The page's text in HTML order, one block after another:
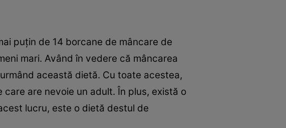
puţin de 14 borcane de mâncare de
mari. Având în vedere că mâncarea
această dietă. Cu toate acestea,
are nevoie un adult. În plus, există o
lucru, este o dietă destul de